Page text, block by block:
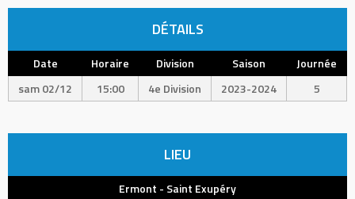
DÉTAILS
Date Horaire Division Saison
Journée
sam 02/12
15:00 4e Division 2023-2024 5
LIEU
Ermont - Saint Exupéry